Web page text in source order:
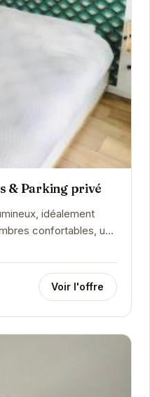
& Parking privé
idéalement
confortables, une
privé pour un...
Voir l'offre